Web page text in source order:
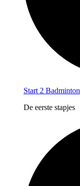
Start 2 Badminton
De eerste stapjes